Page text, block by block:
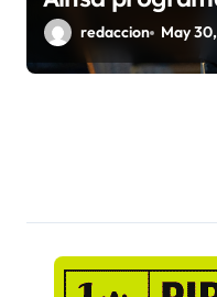
teatro, poesía,
espectáculos
redaccion May